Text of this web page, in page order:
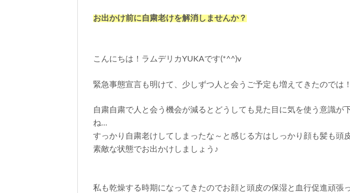
お出かけ前に自粛老けを解消しませんか？
こんにちは！ラムデリカYUKAです(*^^)v
緊急事態宣言も明けて、少しずつ人と会うご予定も増えてきたのでは
自粛自粛で人と会う機会が減るとどうしても見た目に気を使う意識が
ね…
すっかり自粛老けしてしまったな～と感じる方はしっかり顔も髪も頭
素敵な状態でお出かけしましょう♪
私も乾燥する時期になってきたのでお顔と頭皮の保湿と血行促進頑張